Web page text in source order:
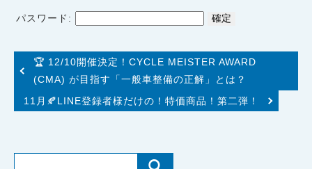
パスワード:
🏆 12/10開催決定！CYCLE MEISTER AWARD
(CMA) が目指す「一般車整備の正解」とは？
11月🍂LINE登録者様だけの！特価商品！第二弾！